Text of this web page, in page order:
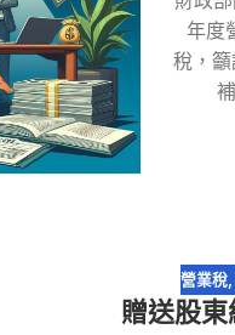
年度
稅，
營業稅,
贈送股